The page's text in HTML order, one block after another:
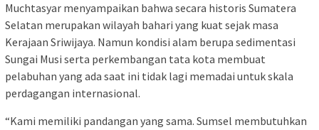
Muchtasyar menyampaikan bahwa secara historis Sumatera
Selatan merupakan wilayah bahari yang kuat sejak masa
Kerajaan Sriwijaya. Namun kondisi alam berupa sedimentasi
Sungai Musi serta perkembangan tata kota membuat
pelabuhan yang ada saat ini tidak lagi memadai untuk skala
perdagangan internasional.
“Kami memiliki pandangan yang sama. Sumsel membutuhkan